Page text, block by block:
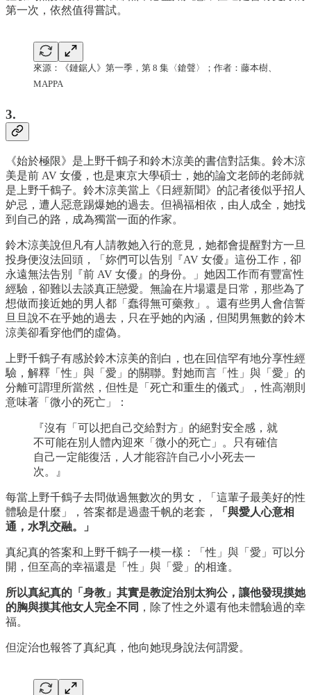
第一次，依然值得嘗試。
來源：《鏈鋸人》第一季，第 8 集〈鎗聲〉；作者：藤本樹、
MAPPA
3.
《始於極限》是上野千鶴子和鈴木涼美的書信對話集。鈴木涼
美是前 AV 女優，也是東京大學碩士，她的論文老師的老師就
是上野千鶴子。鈴木涼美當上《日經新聞》的記者後似乎招人
妒忌，遭人惡意踢爆她的過去。但禍福相依，由人成全，她找
到自己的路，成為獨當一面的作家。
鈴木涼美說但凡有人請教她入行的意見，她都會提醒對方一旦
投身便沒法回頭，「妳們可以告別『AV 女優』這份工作，卻
永遠無法告別『前 AV 女優』的身份。」她因工作而有豐富性
經驗，卻難以去談真正戀愛。無論在片場還是日常，那些為了
想做而接近她的男人都「蠢得無可藥救」。還有些男人會信誓
旦旦說不在乎她的過去，只在乎她的內涵，但閱男無數的鈴木
涼美卻看穿他們的虛偽。
上野千鶴子有感於鈴木涼美的剖白，也在回信罕有地分享性經
驗，解釋「性」與「愛」的關聯。對她而言「性」與「愛」的
分離可謂理所當然，但性是「死亡和重生的儀式」，性高潮則
意味著「微小的死亡」：
『沒有「可以把自己交給對方」的絕對安全感，就
不可能在別人體內迎來「微小的死亡」。只有確信
自己一定能復活，人才能容許自己小小死去一
次。』
每當上野千鶴子去問做過無數次的男女，「這輩子最美好的性
體驗是什麼」，答案都是過盡千帆的老套，
「與愛人心意相
通，水乳交融。」
真紀真的答案和上野千鶴子一模一樣：「性」與「愛」可以分
開，但至高的幸福還是「性」與「愛」的相逢。
所以真紀真的「身教」其實是教淀治別太狗公，讓他發現摸她
的胸與摸其他女人完全不同 ，除了性之外還有他未體驗過的幸
福。
但淀治也報答了真紀真，他向她現身說法何謂愛。